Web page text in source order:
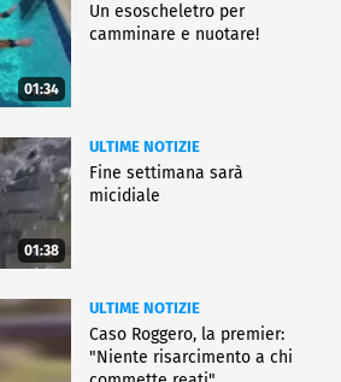
01:34
Un esoscheletro per
camminare e nuotare!
01:38
ULTIME NOTIZIE
Fine settimana sarà
micidiale
ULTIME NOTIZIE
Caso Roggero, la premier:
"Niente risarcimento a chi